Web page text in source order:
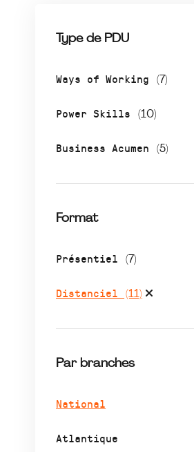
Type de PDU
Ways of Working (7)
Power Skills (10)
Business Acumen (5)
Format
Présentiel (7)
Distanciel (11)
Par branches
National
Atlantique